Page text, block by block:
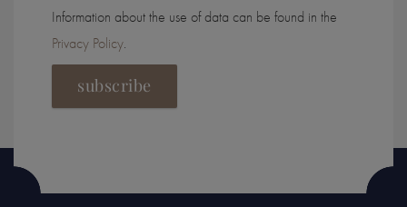
Information about the use of data can be found in the
Privacy Policy.
subscribe